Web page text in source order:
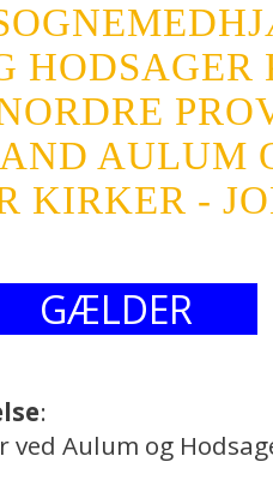
HODSAGER
AULUM
KIRKER -
GÆLDER
:
ved Aulum og